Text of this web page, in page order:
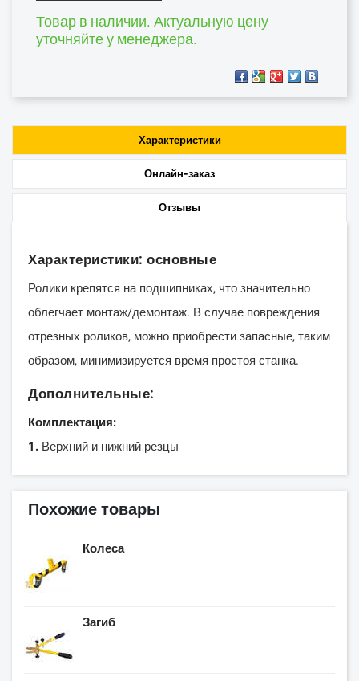
Товар в наличии. Актуальную цену
уточняйте у менеджера.
Характеристики
Онлайн-заказ
Отзывы
Характеристики: основные
Ролики крепятся на подшипниках, что значительно
облегчает монтаж/демонтаж. В случае повреждения
отрезных роликов, можно приобрести запасные, таким
образом, минимизируется время простоя станка.
Дополнительные:
Комплектация:
1. Верхний и нижний резцы
Похожие товары
Колеса
Загиб